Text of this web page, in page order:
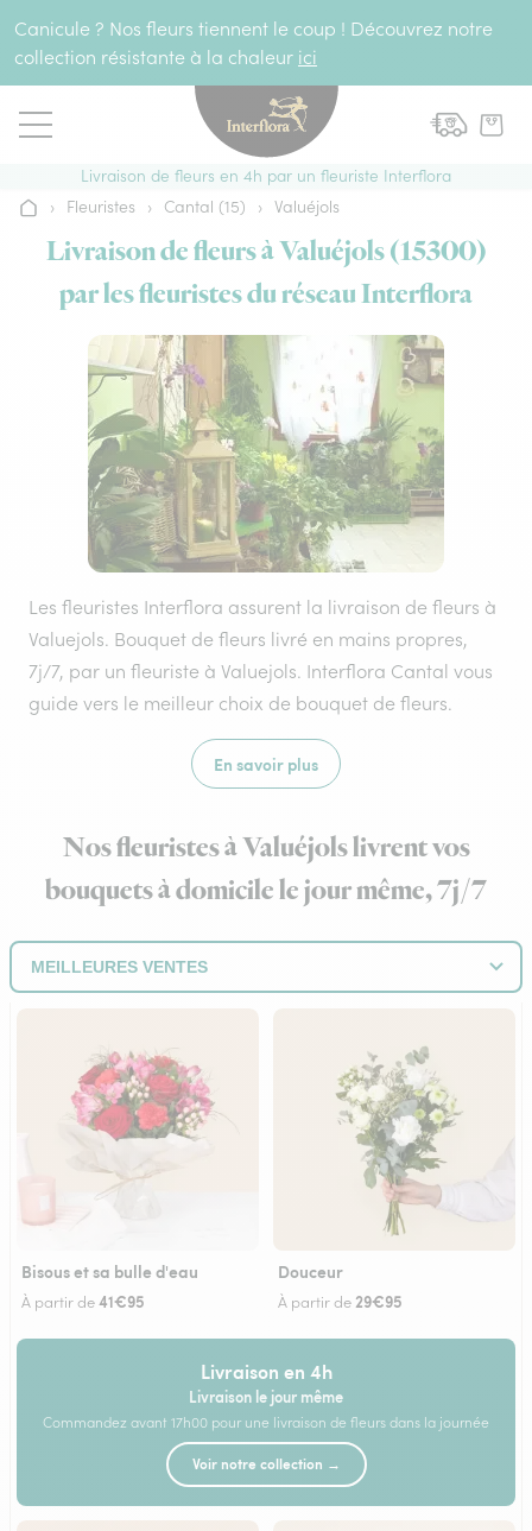
Canicule ? Nos fleurs tiennent le coup ! Découvrez notre
collection résistante à la chaleur ici
Livraison de fleurs en 4h par un fleuriste Interflora
Accueil
› Fleuristes › Cantal (15) › Valuéjols
Livraison de fleurs à Valuéjols (15300)
par les fleuristes du réseau Interflora
Les fleuristes Interflora assurent la livraison de fleurs à
Valuejols. Bouquet de fleurs livré en mains propres,
7j/7, par un fleuriste à Valuejols. Interflora Cantal vous
guide vers le meilleur choix de bouquet de fleurs.
En savoir plus
Nos fleuristes à Valuéjols livrent vos
bouquets à domicile le jour même, 7j/7
Bisous et sa bulle d'eau
À partir de41€95
Douceur
À partir de 29€95
Livraison en 4h
Livraison le jour même
Commandez avant 17h00 pour une livraison de fleurs dans la journée
Voir notre collection →